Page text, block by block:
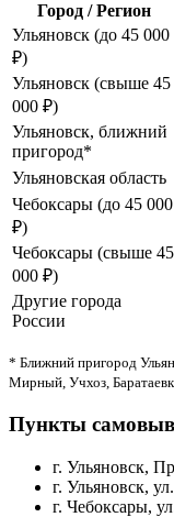
Город / Регион
Ульяновск (до 45 000
₽)
Ульяновск (свыше 45
000 ₽)
Ульяновск, ближний
пригород*
Ульяновская область
Чебоксары (до 45 000
₽)
Чебоксары (свыше 45
000 ₽)
Другие города
России
* Ближний пригород
Мирный, Учхоз,
Пункты
г. Ульяновск,
г. Ульяновск,
г. Чебоксары,